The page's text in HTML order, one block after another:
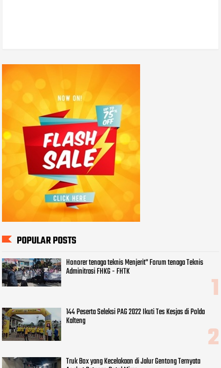
POPULAR POSTS
Honorer tenaga teknis Menjerit" Forum tenaga Teknis
Adminitrasi FHKG - FHTK
144 Peserta Seleksi PAG 2022 Ikuti Tes Kesjas di Polda
Kalteng
Truk Box yang Kecelakaan di Jalur Gentong Ternyata